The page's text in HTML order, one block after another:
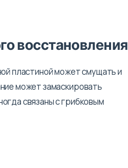
восстановления
пластиной может смущать и
может замаскировать
связаны с грибковым